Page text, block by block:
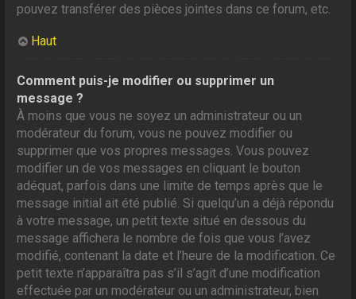
pouvez transférer des pièces jointes dans ce forum, etc.
Haut
Comment puis-je modifier ou supprimer un
message ?
À moins que vous ne soyez un administrateur ou un
modérateur du forum, vous ne pouvez modifier ou
supprimer que vos propres messages. Vous pouvez
modifier un de vos messages en cliquant le bouton
adéquat, parfois dans une limite de temps après que le
message initial ait été publié. Si quelqu’un a déjà répondu
à votre message, un petit texte situé en dessous du
message affichera le nombre de fois que vous l’avez
modifié, contenant la date et l’heure de la modification. Ce
petit texte n’apparaîtra pas s’il s’agit d’une modification
effectuée par un modérateur ou un administrateur, bien